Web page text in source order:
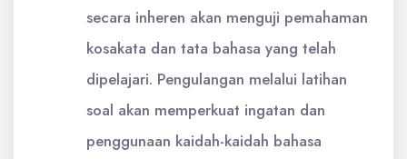
secara inheren akan menguji pemahaman
kosakata dan tata bahasa yang telah
dipelajari. Pengulangan melalui latihan
soal akan memperkuat ingatan dan
penggunaan kaidah-kaidah bahasa